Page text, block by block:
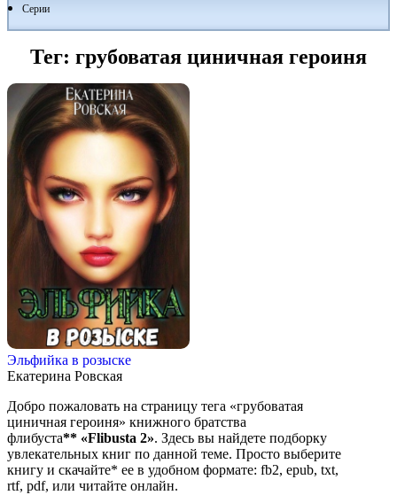
Серии
Тег: грубоватая циничная героиня
Эльфийка в розыске
Екатерина Ровская
Добро пожаловать на страницу тега «грубоватая
циничная героиня» книжного братства
флибуста** «Flibusta 2». Здесь вы найдете подборку
увлекательных книг по данной теме. Просто выберите
книгу и скачайте* ее в удобном формате: fb2, epub, txt,
rtf, pdf, или читайте онлайн.